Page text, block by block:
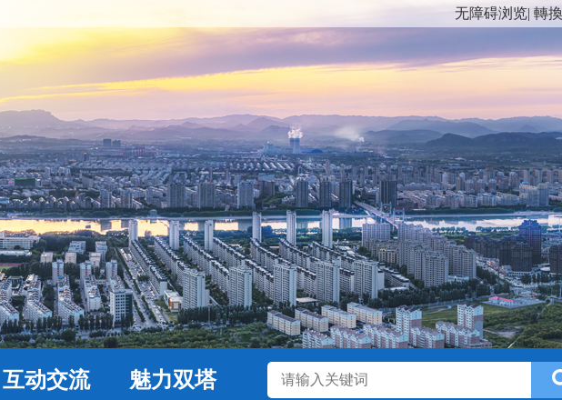
无障碍浏览| 轉
互动交流 魅力双塔